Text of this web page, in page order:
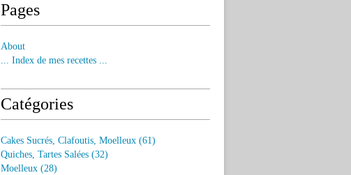
Pages
About
... Index de mes recettes ...
Catégories
Cakes Sucrés, Clafoutis, Moelleux (61)
Quiches, Tartes Salées (32)
Moelleux (28)